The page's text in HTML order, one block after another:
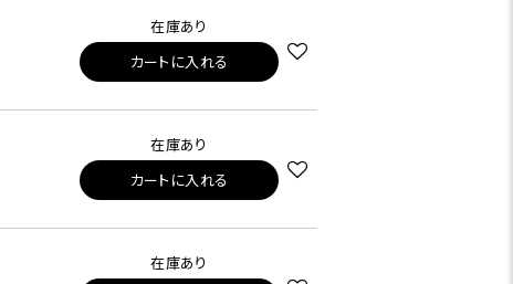
在庫あり
カートに入れる
在庫あり
カートに入れる
在庫あり